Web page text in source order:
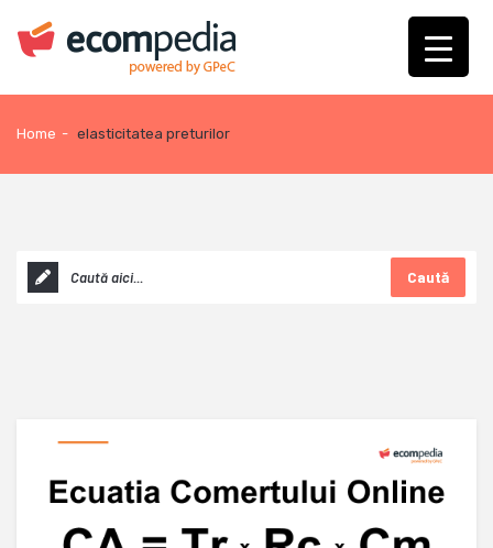
Home - elasticitatea preturilor
Caută